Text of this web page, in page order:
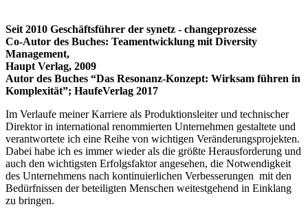
Seit 2010 Geschäftsführer der synetz - changeprozesse
Co-Autor des Buches: Teamentwicklung mit Diversity
Management,
Haupt Verlag, 2009
Autor des Buches “Das Resonanz-Konzept: Wirksam führen in
Komplexität”; HaufeVerlag 2017
Im Verlaufe meiner Karriere als Produktionsleiter und technischer
Direktor in international renommierten Unternehmen gestaltete und
verantwortete ich eine Reihe von wichtigen Veränderungsprojekten.
Dabei habe ich es immer wieder als die größte Herausforderung und
auch den wichtigsten Erfolgsfaktor angesehen, die Notwendigkeit
des Unternehmens nach kontinuierlichen Verbesserungen mit den
Bedürfnissen der beteiligten Menschen weitestgehend in Einklang
zu bringen.